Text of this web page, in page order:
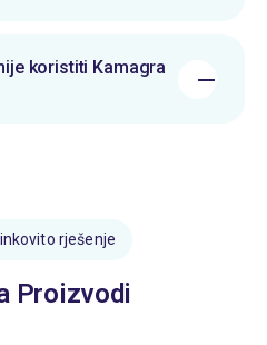
koristiti Kamagra
rješenje
Proizvodi